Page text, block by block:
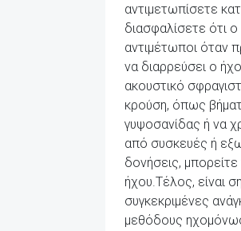
αντιμετωπίσετε
διασφαλίσετε ότι
αντιμέτωποι όταν
να διαρρεύσει ο
ακουστικό
κρούση, όπως
γυψοσανίδας ή να
από συσκευές ή
δονήσεις,
ήχου.Τέλος, είναι
συγκεκριμένες
μεθόδους